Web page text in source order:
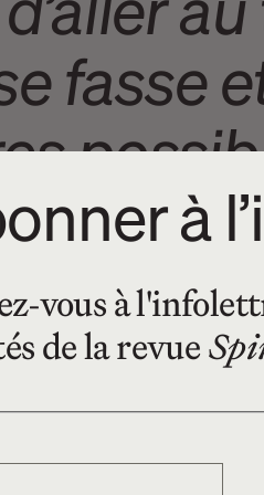
fasse
? à
vous à
de la revue